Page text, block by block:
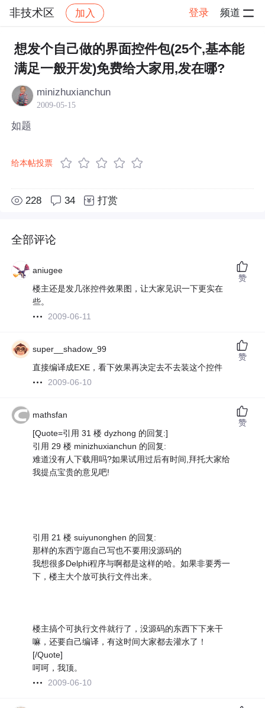
非技术区 加入 登录 频道
社区 非技术区 帖子详情
想发个自己做的界面控件包(25个,基本能
满足一般开发)免费给大家用,发在哪?
minizhuxianchun
2009-05-15
如题
给本帖投票
228 34 打赏
全部评论
aniugee
楼主还是发几张控件效果图，让大家见识一下更实在
些。
2009-06-11
赞
super__shadow_99
直接编译成EXE，看下效果再决定去不去装这个控件
2009-06-10
赞
mathsfan
[Quote=引用 31 楼 dyzhong 的回复:]
引用 29 楼 minizhuxianchun 的回复:
难道没有人下载用吗?如果试用过后有时间,拜托大家给
我提点宝贵的意见吧!
引用 21 楼 suiyunonghen 的回复:
那样的东西宁愿自己写也不要用没源码的
我想很多Delphi程序与啊都是这样的哈。如果非要秀一
下，楼主大个放可执行文件出来。
楼主搞个可执行文件就行了，没源码的东西下下来干
嘛，还要自己编译，有这时间大家都去灌水了！
[/Quote]
呵呵，我顶。
2009-06-10
赞